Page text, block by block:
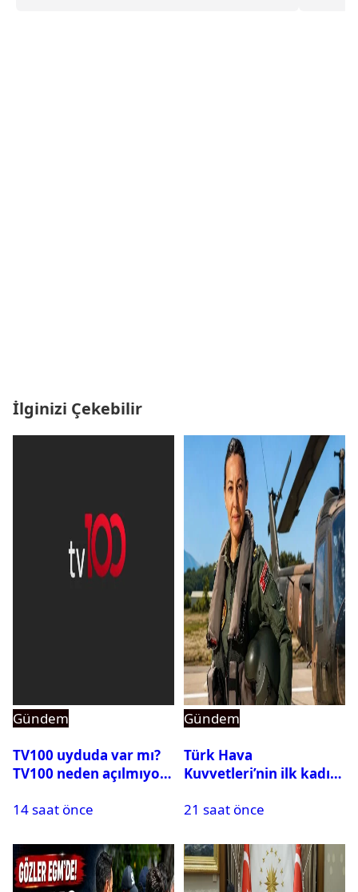
İlginizi Çekebilir
Gündem
TV100 uyduda var mı?
TV100 neden açılmıyor?
14 saat önce
Gündem
Türk Hava
Kuvvetleri’nin ilk kadın
Karapınar hakkında
ortaya çıktı
21 saat önce